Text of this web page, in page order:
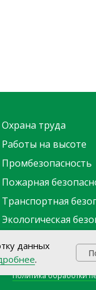
Политика обработки
Охрана труда
Пожарная
Промбезопасность
Работы на высоте
Транспортная
Экологическая
Проверка протокола
данных
.